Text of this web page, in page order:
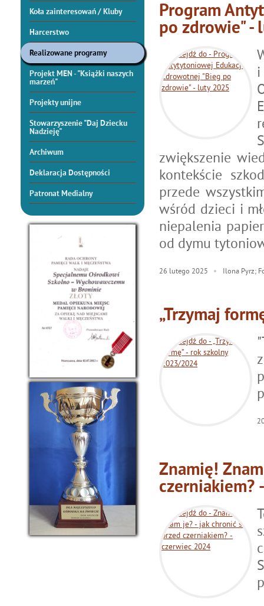
Koła zainteresowań / Kluby
Harcerstwo
Realizowane programy
Projekt MEN - "Książki naszych
marzeń"
Projekty unijne
Stowarzyszenie "Daj Dziecku
Nadzieję"
Archiwum
Deklaracja Dostępności
Patronat Medialny
Program
po zdrowie" -
zwiększenie
kontekście
przede
wśród dzieci i
niepalenia
od dymu
26 lutego 2025 Ilona Pyrz;
„Trzymaj
Znamię!
czerniakiem?